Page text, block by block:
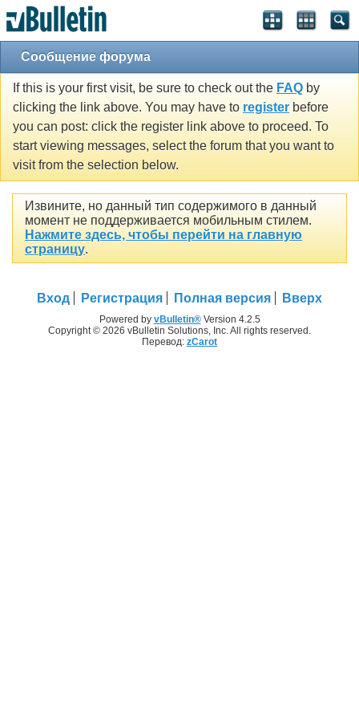
Сообщение форума
If this is your first visit, be sure to check out the FAQ by
clicking the link above. You may have to register before
you can post: click the register link above to proceed. To
start viewing messages, select the forum that you want to
visit from the selection below.
Извините, но данный тип содержимого в данный
момент не поддерживается мобильным стилем.
Нажмите здесь, чтобы перейти на главную
страницу.
Вход Регистрация Полная версия Вверх
Powered by vBulletin®Version 4.2.5
Copyright © 2026 vBulletin Solutions, Inc. All rights reserved.
Перевод: zCarot